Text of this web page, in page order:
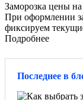
Заморозка цены
При оформлении
фиксируем
Подробнее
Последнее в